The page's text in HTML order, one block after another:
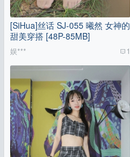
[SiHua]丝话 SJ-055 曦然 女神的
甜美穿搭 [48P-85MB]
娱*** 1